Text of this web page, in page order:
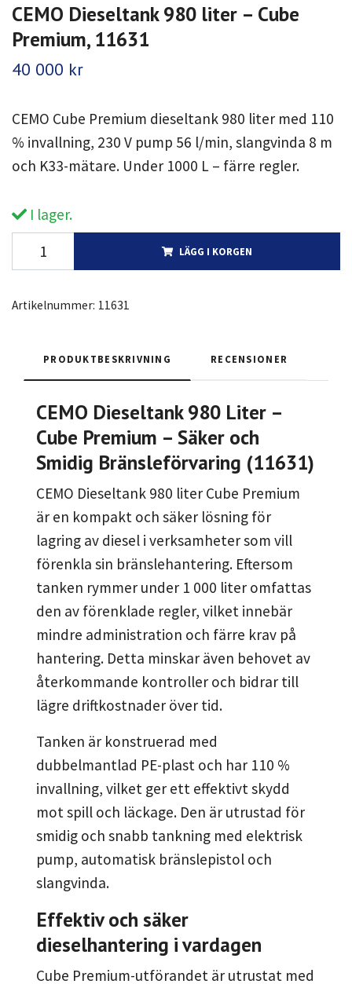
CEMO Dieseltank 980 liter – Cube
Premium, 11631
40 000 kr
CEMO Cube Premium dieseltank 980 liter med 110
% invallning, 230 V pump 56 l/min, slangvinda 8 m
och K33-mätare. Under 1000 L – färre regler.
I lager.
LÄGG I KORGEN
Artikelnummer: 11631
PRODUKTBESKRIVNING RECENSIONER
CEMO Dieseltank 980 Liter –
Cube Premium – Säker och
Smidig Bränsleförvaring (11631)
CEMO Dieseltank 980 liter Cube Premium
är en kompakt och säker lösning för
lagring av diesel i verksamheter som vill
förenkla sin bränslehantering. Eftersom
tanken rymmer under 1 000 liter omfattas
den av förenklade regler, vilket innebär
mindre administration och färre krav på
hantering. Detta minskar även behovet av
återkommande kontroller och bidrar till
lägre driftkostnader över tid.
Tanken är konstruerad med
dubbelmantlad PE-plast och har 110 %
invallning, vilket ger ett effektivt skydd
mot spill och läckage. Den är utrustad för
smidig och snabb tankning med elektrisk
pump, automatisk bränslepistol och
slangvinda.
Effektiv och säker
dieselhantering i vardagen
Cube Premium-utförandet är utrustat med